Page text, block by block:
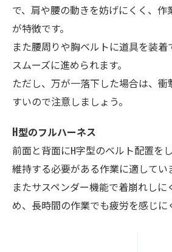
で、肩や腰の動きを妨げにくく、作
が特徴です。
また腰周りや胸ベルトに道具を装
スムーズに進められます。
ただし、万が一落下した場合は、衝
すいので注意しましょう。
H型のフルハーネス
前面と背面にH字型のベルト配置を
維持する必要がある作業に適してい
またサスペンダー機能で着崩れし
め、長時間の作業でも疲労を感じに